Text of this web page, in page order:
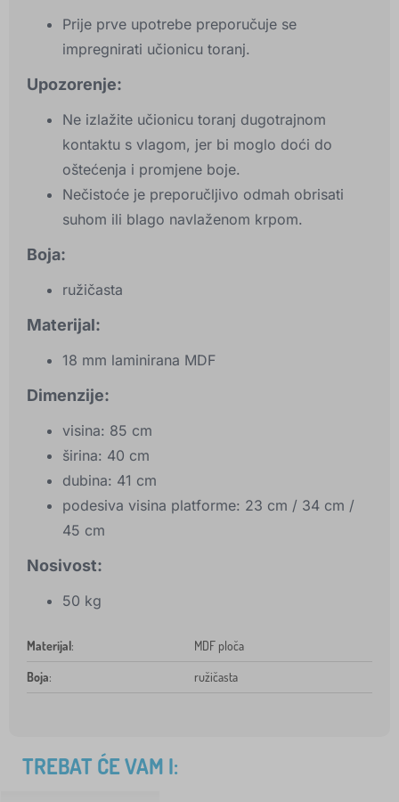
Prije prve upotrebe preporučuje se
impregnirati učionicu toranj.
Upozorenje:
Ne izlažite učionicu toranj dugotrajnom
kontaktu s vlagom, jer bi moglo doći do
oštećenja i promjene boje.
Nečistoće je preporučljivo odmah obrisati
suhom ili blago navlaženom krpom.
Boja:
ružičasta
Materijal:
18 mm laminirana MDF
Dimenzije:
visina: 85 cm
širina: 40 cm
dubina: 41 cm
podesiva visina platforme: 23 cm / 34 cm /
45 cm
Nosivost:
50 kg
Materijal: MDF ploča
Boja: ružičasta
TREBAT ĆE VAM I: